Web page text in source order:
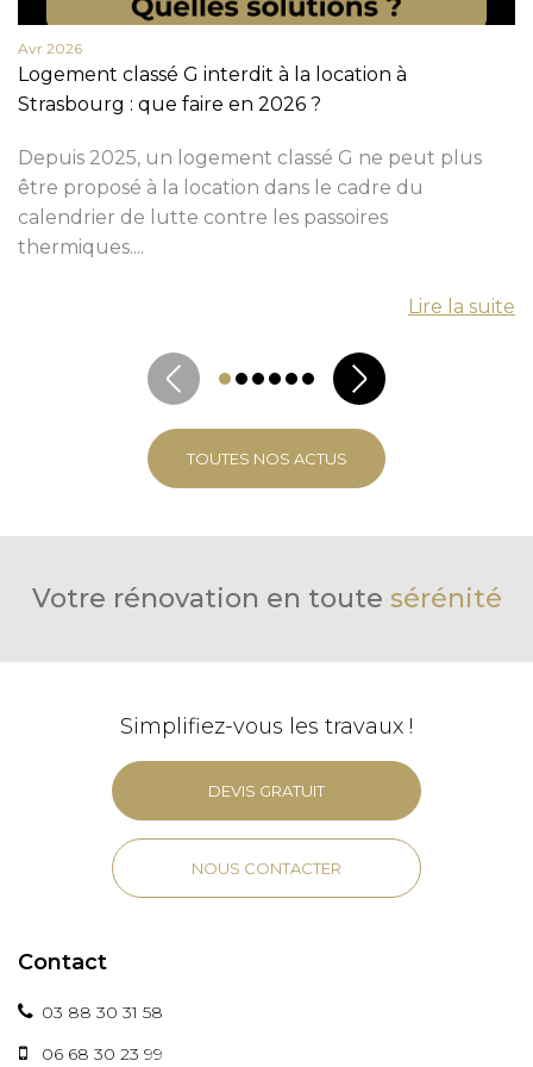
Avr 2026
Logement classé G interdit à la location à
Strasbourg : que faire en 2026 ?
Depuis 2025, un logement classé G ne peut plus
être proposé à la location dans le cadre du
calendrier de lutte contre les passoires
thermiques....
Lire la suite
TOUTES NOS ACTUS
Votre rénovation en toute sérénité
Simplifiez-vous les travaux !
DEVIS GRATUIT
NOUS CONTACTER
Contact
03 88 30 31 58
06 68 30 23 99